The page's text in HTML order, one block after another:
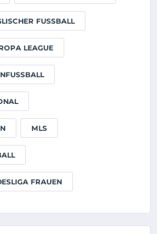
FUSSBALL
LEAGUE
MLS
FRAUEN